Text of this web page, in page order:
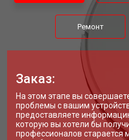
Ремонт
Заказ:
На этом этапе вы
проблемы с вашим
предоставляете
которую вы хотели бы
профессионалов старается